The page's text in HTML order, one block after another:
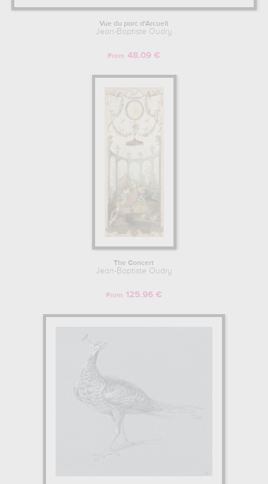
Vue du parc d'Arcueil
Jean-Baptiste Oudry
From 48.09 €
The Concert
Jean-Baptiste Oudry
From 125.96 €